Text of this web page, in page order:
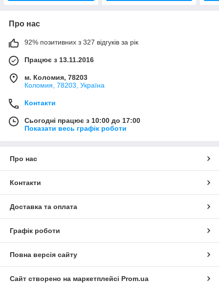
Про нас
92% позитивних з 327 відгуків за рік
Працює з 13.11.2016
м. Коломия, 78203
Коломия, 78203, Україна
Контакти
Сьогодні працює з 10:00 до 17:00
Показати весь графік роботи
Про нас
Контакти
Доставка та оплата
Графік роботи
Повна версія сайту
Сайт створено на маркетплейсі Prom.ua